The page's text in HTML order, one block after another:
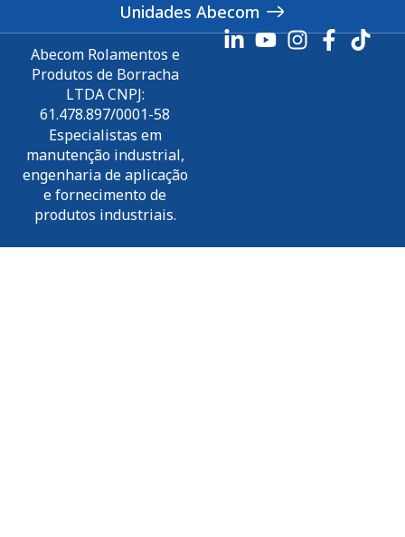
Unidades Abecom
Abecom Rolamentos e
Produtos de Borracha
LTDA CNPJ:
61.478.897/0001-58
Especialistas em
manutenção industrial,
engenharia de aplicação
e fornecimento de
produtos industriais.